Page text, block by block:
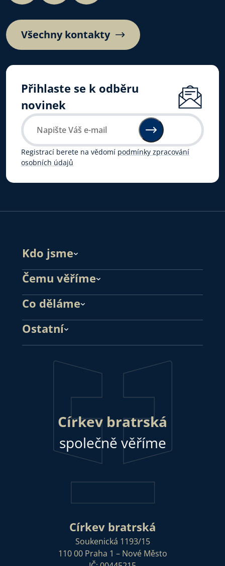
Všechny kontakty
Přihlaste se k odběru
novinek
Registrací berete na vědomí podmínky zpracování
osobních údajů
Kdo jsme
Čemu věříme
Co děláme
Ostatní
Církev bratrská
společně věříme
Církev bratrská
Soukenická 1193/15
110 00 Praha 1 – Nové Město